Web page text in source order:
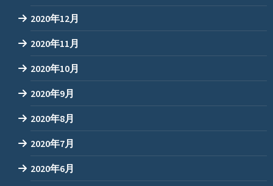
2020年12月
2020年11月
2020年10月
2020年9月
2020年8月
2020年7月
2020年6月